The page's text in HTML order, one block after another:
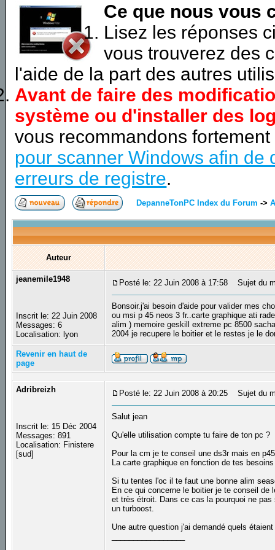
Ce que nous vous
Lisez les réponses
vous trouverez des
l'aide de la part des autres
Avant de faire des
système ou d'installer des
vous recommandons
pour scanner Windows afin de
erreurs de registre.
DepanneTonPC Index du Forum ->
Auteur
jeanemile1948
Inscrit le: 22 Juin 2008
Messages: 6
Localisation: lyon
Posté le: 22 Juin 2008 à 17:58 Sujet du
Bonsoir.j'ai besoin d'aide pour valider mes
ou msi p 45 neos 3 fr..carte graphique ati
alim ) memoire geskill extreme pc 8500
2004 je recupere le boitier et le restes je le
Revenir en haut de
page
Adribreizh
Inscrit le: 15 Déc 2004
Messages: 891
Localisation: Finistere
[sud]
Posté le: 22 Juin 2008 à 20:25 Sujet du
Salut jean
Qu'elle utilisation compte tu faire de ton pc ?
Pour la cm je te conseil une ds3r mais en p45
La carte graphique en fonction de tes
Si tu tentes l'oc il te faut une bonne alim
En ce qui concerne le boitier je te conseil
et très étroit. Dans ce cas la pourquoi ne
un turboost.
Une autre question j'ai demandé quels